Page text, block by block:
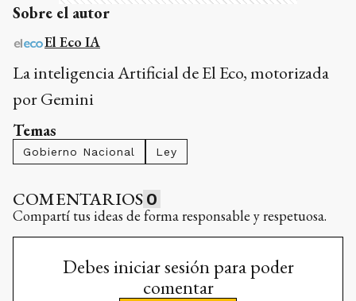
Sobre el autor
El Eco IA
La inteligencia Artificial de El Eco, motorizada
por Gemini
Temas
Gobierno Nacional Ley
COMENTARIOS 0
Compartí tus ideas de forma responsable y respetuosa.
Debes iniciar sesión para poder
comentar